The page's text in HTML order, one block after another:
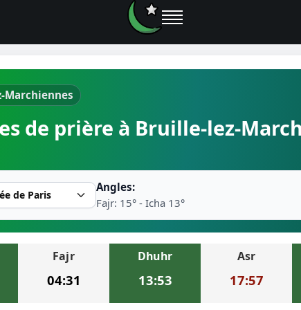
prières
près de moi
la prière
Marchiennes
de prière à Bruille-lez-
Angles:
Fajr: 15° - Icha 13°
Fajr
04:31
Dhuhr
13:53
Asr
17:57